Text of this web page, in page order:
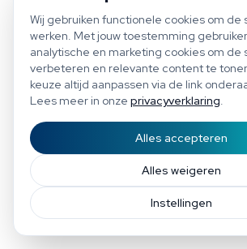
Bespaar tot €1.200 per jaar
Gratis scan of plan direct een afspraak
Wij gebruiken functionele cookies om de
werken. Met jouw toestemming
analytische en marketing cookies om de
verbeteren en relevante content te
keuze altijd aanpassen via de link
Lees meer in onze privacyverklaring.
Instellingen
Alles weigeren
Alles accepteren